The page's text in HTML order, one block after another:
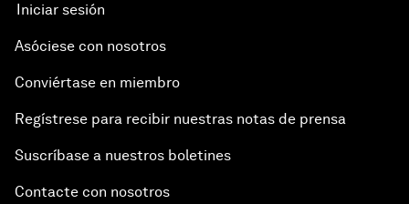
Iniciar sesión
Asóciese con nosotros
Conviértase en miembro
Regístrese para recibir nuestras notas de prensa
Suscríbase a nuestros boletines
Contacte con nosotros